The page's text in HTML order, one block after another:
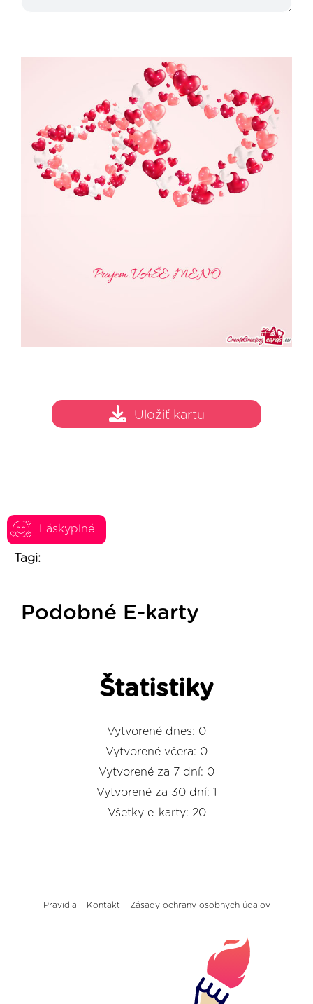
Láskyplné
Tagi:
Uložiť kartu
Podobné E-karty
Štatistiky
Vytvorené dnes: 0
Vytvorené včera: 0
Vytvorené za 7 dní: 0
Vytvorené za 30 dní: 1
Všetky e-karty: 20
Pravidlá Kontakt Zásady ochrany osobných údajov